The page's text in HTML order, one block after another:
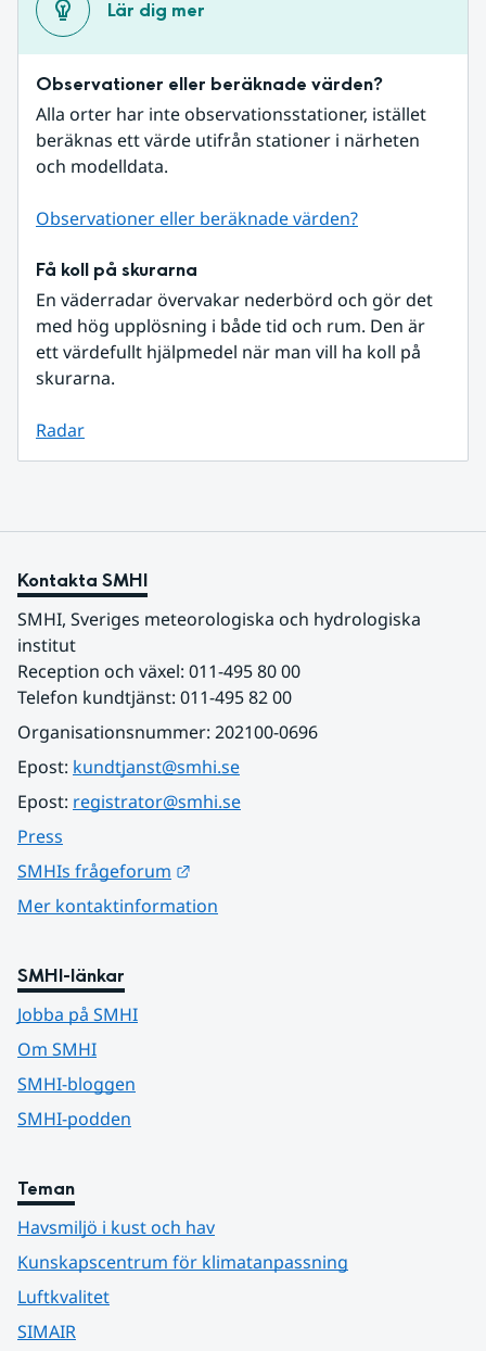
Lär dig mer
Observationer eller beräknade värden?
Alla orter har inte observationsstationer, istället
beräknas ett värde utifrån stationer i närheten
och modelldata.
Observationer eller beräknade värden?
Få koll på skurarna
En väderradar övervakar nederbörd och gör det
med hög upplösning i både tid och rum. Den är
ett värdefullt hjälpmedel när man vill ha koll på
skurarna.
Radar
Kontakta SMHI
SMHI, Sveriges meteorologiska och hydrologiska
institut
Reception och växel: 011-495 80 00
Telefon kundtjänst: 011-495 82 00
Organisationsnummer: 202100-0696
Epost: kundtjanst@smhi.se
Epost: registrator@smhi.se
Press
SMHIs frågeforum
Mer kontaktinformation
SMHI-länkar
Jobba på SMHI
Om SMHI
SMHI-bloggen
SMHI-podden
Teman
Havsmiljö i kust och hav
Kunskapscentrum för klimatanpassning
Luftkvalitet
SIMAIR